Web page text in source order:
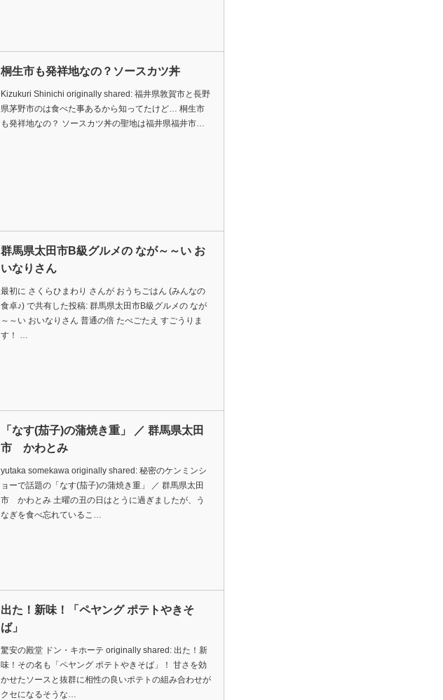
桐生市も発祥地なの？ソースカツ丼
Kizukuri Shinichi originally shared: 福井県敦賀市と長野
県茅野市のは食べた事あるから知ってたけど… 桐生市
も発祥地なの？ ソースカツ丼の聖地は福井県福井市…
群馬県太田市B級グルメの なが～～い お
いなりさん
最初に さくらひまわり さんが おうちごはん (みんなの
食卓♪) で共有した投稿: 群馬県太田市B級グルメの なが
～～い おいなりさん 普通の倍 たべごたえ すごうりま
す！ …
「なす(茄子)の蒲焼き重」 ／ 群馬県太田
市 かわとみ
yutaka somekawa originally shared: 秘密のケンミンシ
ョーで話題の「なす(茄子)の蒲焼き重」 ／ 群馬県太田
市 かわとみ 土曜の丑の日はとうに過ぎましたが、う
なぎを食べ忘れているこ…
出た！新味！「ペヤング ポテトやきそ
ば」
驚安の殿堂 ドン・キホーテ originally shared: 出た！新
味！その名も「ペヤング ポテトやきそば」！ 甘さを効
かせたソースと抜群に相性の良いポテトの組み合わせが
クセになるそうな…